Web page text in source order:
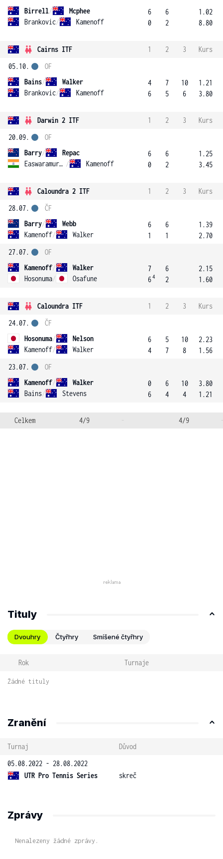
Birrell/
Mcphee
Brankovic/ Kamenoff
6
0
6
2
1.02
8.80
Cairns ITF 1 2 3
Kurs
05.10.
Bains/
Walker
Brankovic/ Kamenoff
OF
4
6
7
5
10
6
1.21
3.80
Darwin 2 ITF 1 2 3
Kurs
20.09.
Barry/
Repac
Easwaramurthi / Kamenoff
OF
6
0
6
2
1.25
3.45
Caloundra 2 ITF 1 2 3
Kurs
28.07.
Barry/
Webb
Kamenoff/ Walker
ČF
6
1
6
1
1.39
2.70
27.07.
Kamenoff/
Walker
Hosonuma/ Osafune
OF
7
64
6
2
2.15
1.60
Caloundra ITF 1 2 3
Kurs
24.07.
Hosonuma/
Nelson
Kamenoff/ Walker
ČF
6
4
5
7
10
8
2.23
1.56
23.07.
Kamenoff/
Walker
Bains/ Stevens
OF
0
6
6
4
10
4
3.80
1.21
Celkem 4/9 - 4/9
Tituly
Dvouhry Čtyřhry Smíšené čtyřhry
Rok Turnaje
Žádné tituly
Zranění
Turnaj
Důvod
05.08.2022 - 28.08.2022
UTR Pro Tennis Series
skreč
Zprávy
Nenalezeny žádné zprávy.